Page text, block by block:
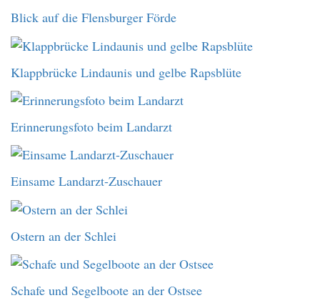
Blick auf die Flensburger Förde
Klappbrücke Lindaunis und gelbe Rapsblüte
Erinnerungsfoto beim Landarzt
Einsame Landarzt-Zuschauer
Ostern an der Schlei
Schafe und Segelboote an der Ostsee